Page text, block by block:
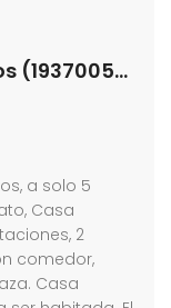
Se vende casa Bello – Bucaros (193700580)
a solo 5
Casa
2
comedor,
Casa